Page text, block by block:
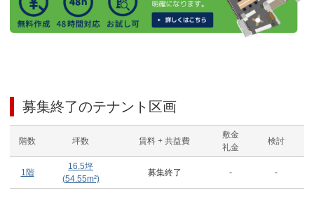
募集終了のテナント区画
階数 坪数 賃料 + 共益費
敷金
礼金
検討
1階
16.5坪
(54.55m²)
募集終了 - -